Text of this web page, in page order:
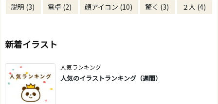
説明 (3) 電卓 (2) 顔アイコン (10) 驚く (3) ２人 (4)
新着イラスト
人気ランキング
人気のイラストランキング（週間）